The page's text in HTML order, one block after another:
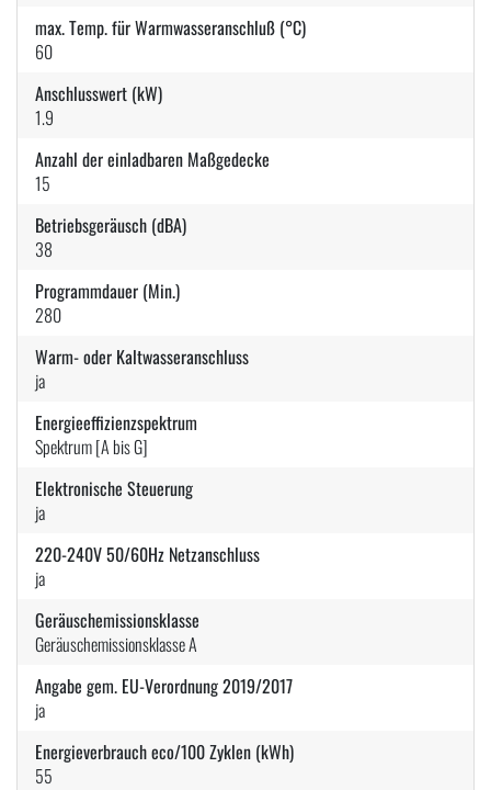
max. Temp. für Warmwasseranschluß (°C)
60
Anschlusswert (kW)
1.9
Anzahl der einladbaren Maßgedecke
15
Betriebsgeräusch (dBA)
38
Programmdauer (Min.)
280
Warm- oder Kaltwasseranschluss
ja
Energieeffizienzspektrum
Spektrum [A bis G]
Elektronische Steuerung
ja
220-240V 50/60Hz Netzanschluss
ja
Geräuschemissionsklasse
Geräuschemissionsklasse A
Angabe gem. EU-Verordnung 2019/2017
ja
Energieverbrauch eco/100 Zyklen (kWh)
55